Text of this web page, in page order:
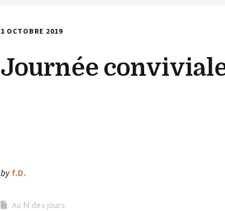
1 OCTOBRE 2019
Journée
by f.D.
Au fil des jours